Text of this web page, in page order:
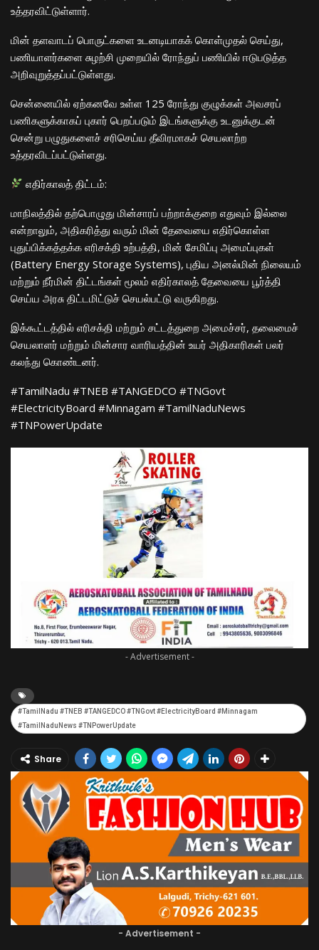
உத்தரவிட்டுள்ளார்.
​மின் தளவாடப் பொருட்களை உடனடியாகக் கொள்முதல் செய்து,
பணியாளர்களை சுழற்சி முறையில் ரோந்துப் பணியில் ஈடுபடுத்த
அறிவுறுத்தப்பட்டுள்ளது.
​சென்னையில் ஏற்கனவே உள்ள 125 ரோந்து குழுக்கள் அவசரப்
பணிகளுக்காகப் புகார் பெறப்படும் இடங்களுக்கு உடனுக்குடன்
சென்று பழுதுகளைச் சரிசெய்ய தீவிரமாகச் செயலாற்ற
உத்தரவிடப்பட்டுள்ளது.
எதிர்காலத் திட்டம்:
​மாநிலத்தில் தற்பொழுது மின்சாரப் பற்றாக்குறை எதுவும் இல்லை
என்றாலும், அதிகரித்து வரும் மின் தேவையை எதிர்கொள்ள
புதுப்பிக்கத்தக்க எரிசக்தி உற்பத்தி, மின் சேமிப்பு அமைப்புகள்
(Battery Energy Storage Systems), புதிய அனல்மின் நிலையம்
மற்றும் நீர்மின் திட்டங்கள் மூலம் எதிர்காலத் தேவையை பூர்த்தி
செய்ய அரசு திட்டமிட்டுச் செயல்பட்டு வருகிறது.
​இக்கூட்டத்தில் எரிசக்தி மற்றும் சட்டத்துறை அமைச்சர், தலைமைச்
செயலாளர் மற்றும் மின்சார வாரியத்தின் உயர் அதிகாரிகள் பலர்
கலந்து கொண்டனர்.
​#TamilNadu #TNEB #TANGEDCO #TNGovt
#ElectricityBoard #Minnagam #TamilNaduNews
#TNPowerUpdate
- Advertisement -
#TamilNadu #TNEB #TANGEDCO #TNGovt #ElectricityBoard #Minnagam
#TamilNaduNews #TNPowerUpdate
Share
- Advertisement -